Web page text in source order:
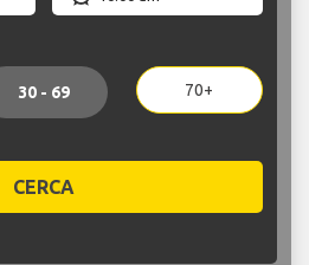
30 - 69 70+
CERCA